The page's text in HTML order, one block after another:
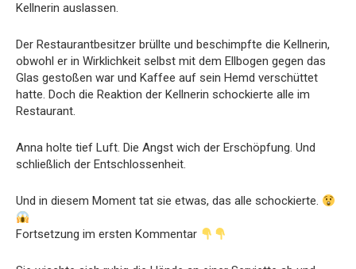
Kellnerin auslassen.
Der Restaurantbesitzer brüllte und beschimpfte die Kellnerin,
obwohl er in Wirklichkeit selbst mit dem Ellbogen gegen das
Glas gestoßen war und Kaffee auf sein Hemd verschüttet
hatte. Doch die Reaktion der Kellnerin schockierte alle im
Restaurant.
Anna holte tief Luft. Die Angst wich der Erschöpfung. Und
schließlich der Entschlossenheit.
Und in diesem Moment tat sie etwas, das alle schockierte.
Fortsetzung im ersten Kommentar